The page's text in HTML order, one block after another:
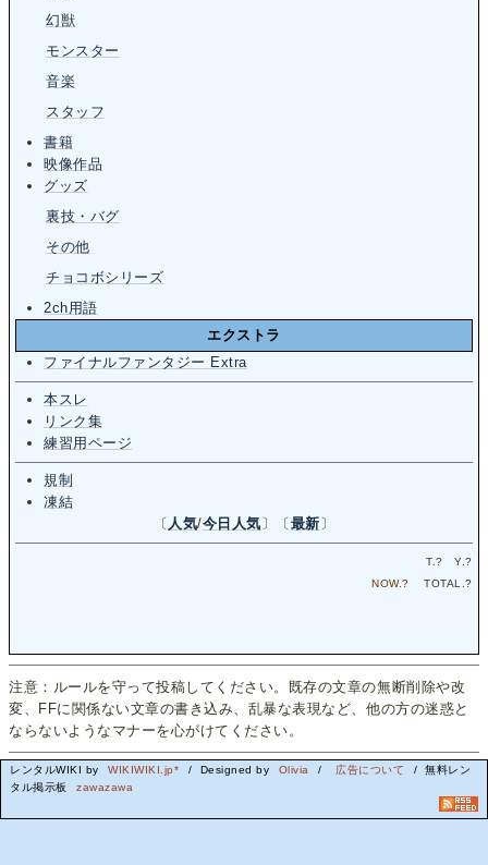
幻獣
モンスター
音楽
スタッフ
書籍
映像作品
グッズ
裏技・バグ
その他
チョコボシリーズ
2ch用語
エクストラ
ファイナルファンタジー Extra
本スレ
リンク集
練習用ページ
規制
凍結
〔 人気/今日人気 〕〔 最新 〕
T.? Y.?
NOW.? TOTAL.?
注意：ルールを守って投稿してください。既存の文章の無断削除や改
変、FFに関係ない文章の書き込み、乱暴な表現など、他の方の迷惑と
ならないようなマナーを心がけてください。
レンタルWIKI by WIKIWIKI.jp* / Designed by Olivia / 広告について
/ 無料レン
タル掲示板
zawazawa